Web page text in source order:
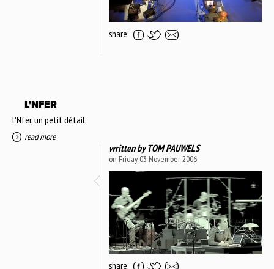
share:
L'NFER
L'Nfer, un petit détail
read more
written byTOM PAUWELS
on Friday, 03 November 2006
share: